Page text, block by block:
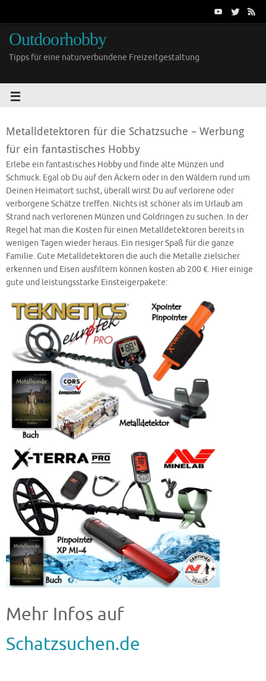
Outdoorhobby
Tipps für eine naturverbundene Freizeitgestaltung
Metalldetektoren für die Schatzsuche – Werbung
für ein fantastisches Hobby
Erlebe ein fantastisches Hobby und finde alte Münzen und
Schmuck. Egal ob Du auf den Äckern oder in den Wäldern rund um
Deinen Heimatort suchst, überall wirst Du auf verlorene oder
verborgene Schätze treffen. Nichts ist schöner als im Urlaub am
Strand nach verlorenen Münzen und Goldringen zu suchen. In der
Regel hat man die Kosten für einen Metalldetektoren bereits in
wenigen Tagen wieder heraus. Ein riesiger Spaß für die ganze
Familie. Gute Metalldetektoren die auch die Metalle zielsicher
erkennen und Eisen ausfiltern können kosten ab 200 €. Hier einige
gute und leistungsstarke Einsteigerpakete:
Mehr Infos auf
Schatzsuchen.de